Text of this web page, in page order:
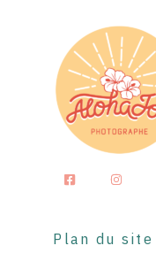
Plan du site